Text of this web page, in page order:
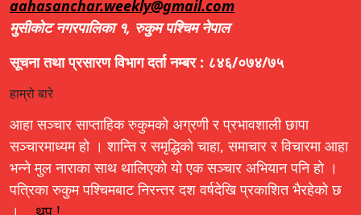
aahasanchar.weekly@gmail.com
मुसीकोट नगरपालिका १, रुकुम पश्चिम नेपाल
सूचना तथा प्रसारण विभाग दर्ता नम्बर : ८४६/०७४/७५
हाम्रो बारे
आहा सञ्चार साप्ताहिक रुकुमको अग्रणी र प्रभावशाली छापा
सञ्चारमाध्यम हो । शान्ति र समृद्धिको चाहा, समाचार र विचारमा आहा
भन्ने मुल नाराका साथ थालिएको यो एक सञ्चार अभियान पनि हो ।
पत्रिका रुकुम पश्चिमबाट निरन्तर दश वर्षदेखि प्रकाशित भैरहेको छ